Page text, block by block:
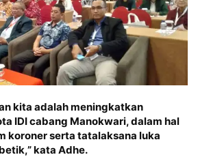
kita adalah meningkatkan
IDI cabang Manokwari, dalam hal
koroner serta tatalaksana luka
kata Adhe.